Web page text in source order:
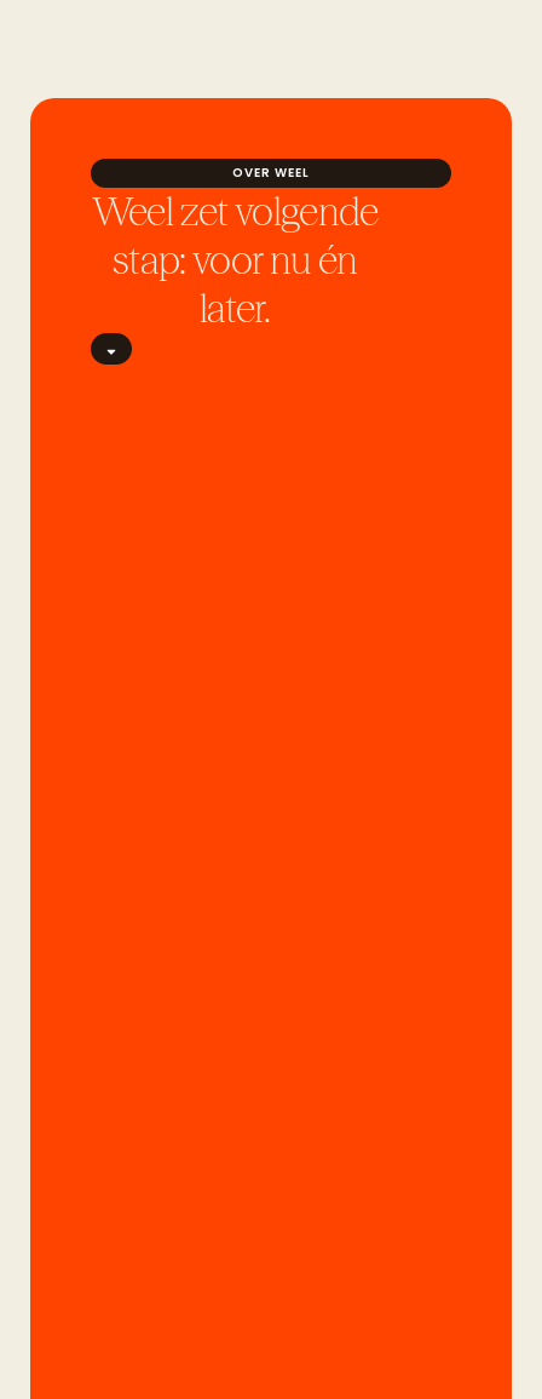
OVER WEEL
Weel zet volgende
stap: voor nu én
later.